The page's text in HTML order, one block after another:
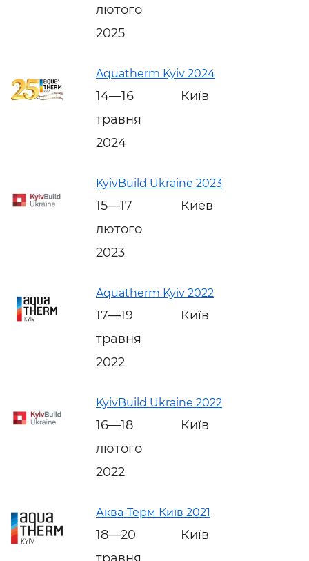
лютого
2025
Aquatherm Kyiv 2024
14—16
травня
2024
Київ
KyivBuild Ukraine 2023
15—17
лютого
2023
Киев
Aquatherm Kyiv 2022
17—19
травня
2022
Київ
KyivBuild Ukraine 2022
16—18
лютого
2022
Київ
Аква-Терм Київ 2021
18—20
Київ